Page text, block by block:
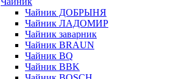
Чайник ДОБРЫНЯ
Чайник ЛАДОМИР
Чайник заварник
Чайник BRAUN
Чайник BQ
Чайник BBK